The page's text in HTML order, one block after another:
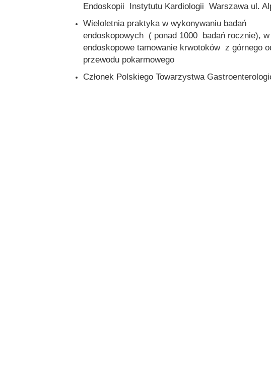
Endoskopii Instytutu Kardiologii Warszawa ul.
Wieloletnia praktyka w wykonywaniu badań
endoskopowych ( ponad 1000 badań rocznie),
endoskopowe tamowanie krwotoków z górnego
przewodu pokarmowego
Członek Polskiego Towarzystwa